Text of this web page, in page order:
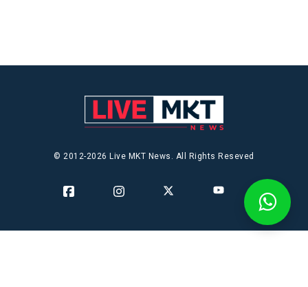
© 2012-2026 Live MKT News. All Rights Reseved